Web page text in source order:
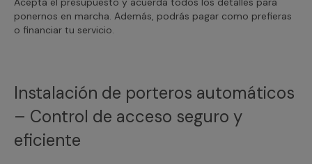
ponernos en marcha. Además, podrás pagar como prefieras
o financiar tu servicio.
Instalación de porteros automáticos
– Control de acceso seguro y
eficiente